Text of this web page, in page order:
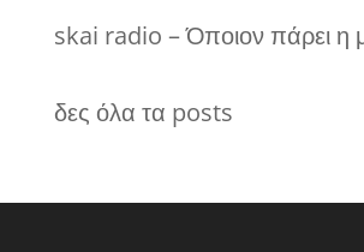
skai radio – Όποιον πάρει η
δες όλα τα posts